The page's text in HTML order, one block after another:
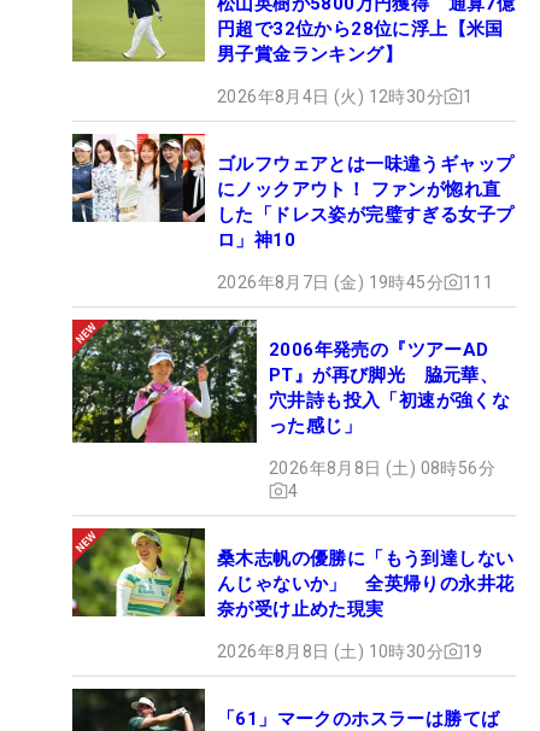
円超で32位から28位に浮上【米国
男子賞金ランキング】
2026年8月4日 (火) 12時30分 1
ゴルフウェアとは一味違うギャップ
にノックアウト！ ファンが惚れ直
した「ドレス姿が完璧すぎる女子プ
ロ」神10
2026年8月7日 (金) 19時45分 111
2006年発売の『ツアーAD
PT』が再び脚光 脇元華、
穴井詩も投入「初速が強くな
った感じ」
2026年8月8日 (土) 08時56分
4
桑木志帆の優勝に「もう到達しない
んじゃないか」 全英帰りの永井花
奈が受け止めた現実
2026年8月8日 (土) 10時30分 19
「61」マークのホスラーは勝てば